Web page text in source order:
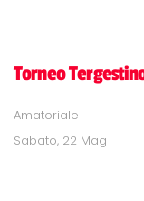
Torneo
Amatoriale
Sabato, 22 Mag